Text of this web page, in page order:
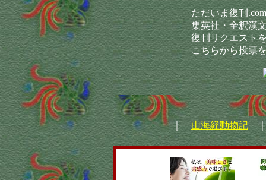
ただいま復刊
集英社・全釈漢
復刊リクエスト
こちらから投票
｜山海経動物記